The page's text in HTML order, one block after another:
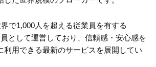
で1,000人を超える従業員を有する
として運営しており、信頼感・安心感を
利用できる最新のサービスを展開してい